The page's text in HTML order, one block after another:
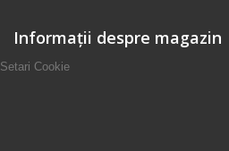
Informații despre magazin
Setari Cookie